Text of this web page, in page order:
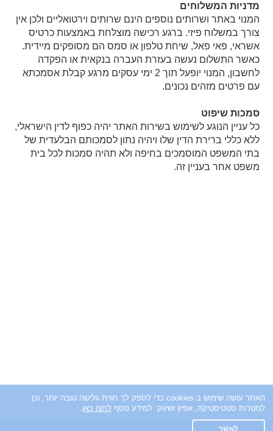
מדניות המשלוחים
המנוי באתר ושרותים נוספים הינם שרותים וירטואליים ולכן אין
צורך במשלוח פיזי. ברגע רכישה מוצלחת באמצעות כרטיס
אשראי, פאי פאל, שיחת טלפון או סמס הם מסופקים מיידית.
כאשר התשלום נעשה בעזרת העברה בנקאית או הפקדה
לחשבון, המנוי יופעל תוך 2 ימי עסקים מרגע קבלת אסמכתא
עם פרטים מזהים נכונים.
סמכות שיפוט
כל עניין הנוגע לשימוש בשירות האתר יהיה כפוף לדין הישראלי,
ללא כללי ברירת הדין שלו ויהיה נתון לסמכותם הבלעדית של
בתי המשפט המוסמכים בחיפה ולא תהיה סמכות לכל בית
משפט אחר בעניין זה.
האתר עושה שימוש ב-cookies כדי לספק לך חווית גלישה טובה יותר, וכן
למטרות סטטיסטיקה, אפיון ושיווק. למידע נוסף לחצו כאן.
לאשר